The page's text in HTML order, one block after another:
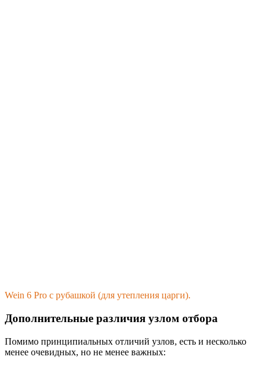
Wein 6 Pro с рубашкой (для утепления царги).
Дополнительные различия узлом отбора
Помимо принципиальных отличий узлов, есть и несколько
менее очевидных, но не менее важных: